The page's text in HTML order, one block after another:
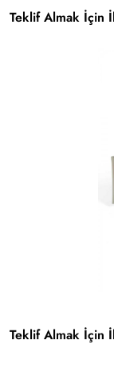
Teklif Almak İçin
Teklif Almak İçin